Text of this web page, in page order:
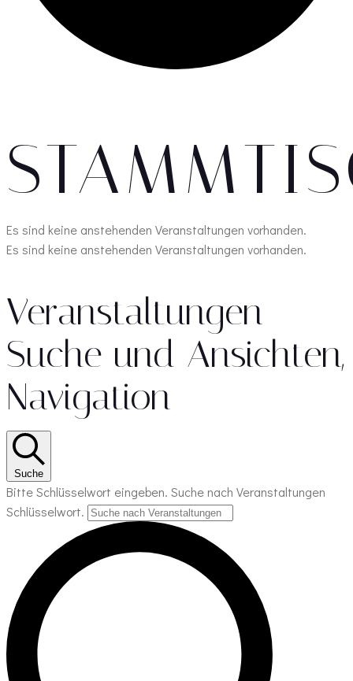
Es sind keine anstehenden Veranstaltungen vorhanden.
Es sind keine anstehenden Veranstaltungen vorhanden.
Veranstaltungen
Suche und Ansichten,
Navigation
Suche
Bitte Schlüsselwort eingeben. Suche nach Veranstaltungen
Schlüsselwort.